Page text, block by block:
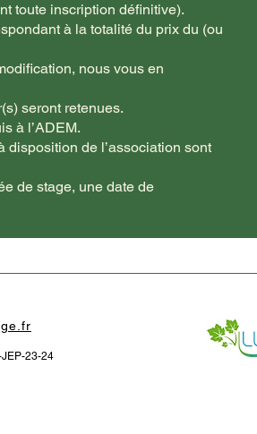
toute inscription définitive).
à la totalité du prix du (ou
nous vous en
seront retenues.
à l’ADEM.
de l’association sont
de stage, une date de
23-24